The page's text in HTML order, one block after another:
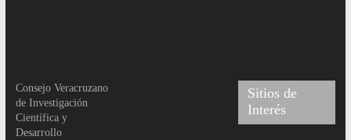
Consejo Veracruzano
de Investigación
Científica y
Desarrollo
Sitios de
Interés